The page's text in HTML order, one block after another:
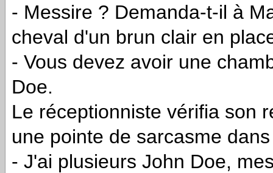
- Messire ? Demanda-t-il à
cheval d'un brun clair en
- Vous devez avoir une
Doe.
Le réceptionniste vérifia son
une pointe de sarcasme
- J'ai plusieurs John Doe,